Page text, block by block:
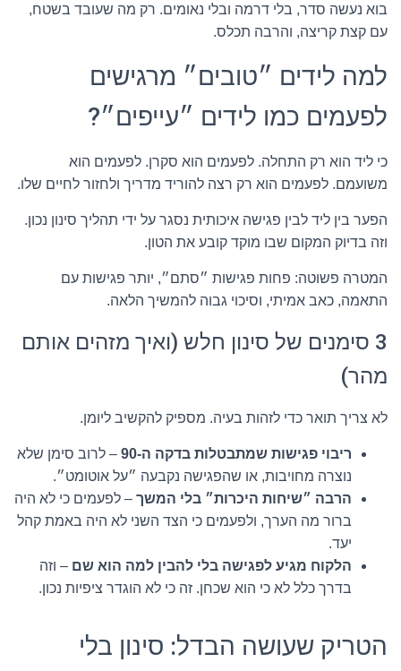
בוא נעשה סדר, בלי דרמה ובלי נאומים. רק מה שעובד בשטח,
עם קצת קריצה, והרבה תכלס.
למה לידים ״טובים״ מרגישים
לפעמים כמו לידים ״עייפים״?
כי ליד הוא רק התחלה. לפעמים הוא סקרן. לפעמים הוא
משועמם. לפעמים הוא רק רצה להוריד מדריך ולחזור לחיים שלו.
הפער בין ליד לבין פגישה איכותית נסגר על ידי תהליך סינון נכון.
וזה בדיוק המקום שבו מוקד קובע את הטון.
המטרה פשוטה: פחות פגישות ״סתם״, יותר פגישות עם
התאמה, כאב אמיתי, וסיכוי גבוה להמשיך הלאה.
3 סימנים של סינון חלש (ואיך מזהים אותם
מהר)
לא צריך תואר כדי לזהות בעיה. מספיק להקשיב ליומן.
ריבוי פגישות שמתבטלות בדקה ה-90
– לרוב סימן שלא
נוצרה מחויבות, או שהפגישה נקבעה ״על אוטומט״.
הרבה ״שיחות היכרות״ בלי המשך – לפעמים כי לא היה
ברור מה הערך, ולפעמים כי הצד השני לא היה באמת קהל
יעד.
הלקוח מגיע לפגישה בלי להבין למה הוא שם – וזה
בדרך כלל לא כי הוא שכחן. זה כי לא הוגדר ציפיות נכון.
הטריק שעושה הבדל: סינון בלי